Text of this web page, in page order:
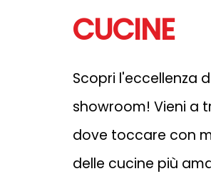
CUCINE
Scopri l'eccellenza
showroom! Vieni a
dove toccare con
delle cucine più